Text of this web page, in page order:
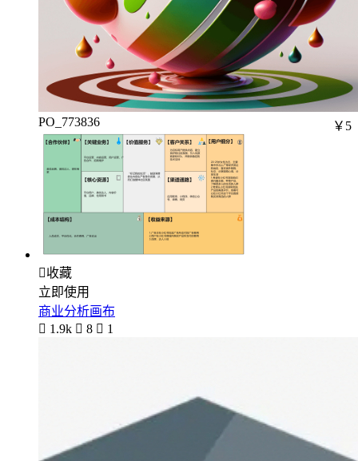
PO_773836 ￥5
收藏
立即使用
商业分析画布
 1.9k  8  1